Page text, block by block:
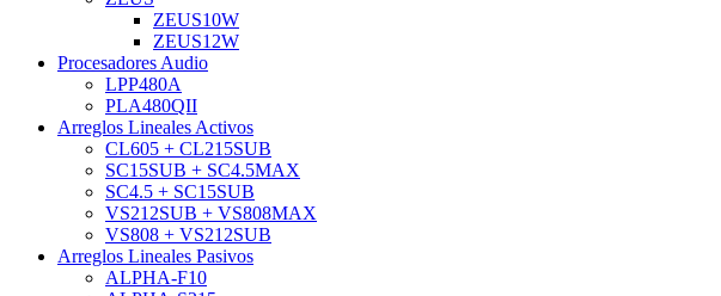
ZEUS10W
ZEUS12W
Procesadores Audio
LPP480A
PLA480QII
Arreglos Lineales Activos
CL605 + CL215SUB
SC15SUB + SC4.5MAX
SC4.5 + SC15SUB
VS212SUB + VS808MAX
VS808 + VS212SUB
Arreglos Lineales Pasivos
ALPHA-F10